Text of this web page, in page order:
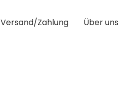
Versand/Zahlung Über uns